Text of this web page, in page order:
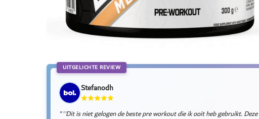
UITGELICHTE REVIEW
Stefanodh
"''Dit is niet gelogen de beste pre workout die ik ooit heb gebruikt. Deze